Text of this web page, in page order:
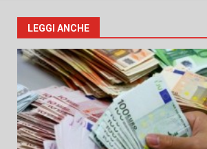
LEGGI ANCHE